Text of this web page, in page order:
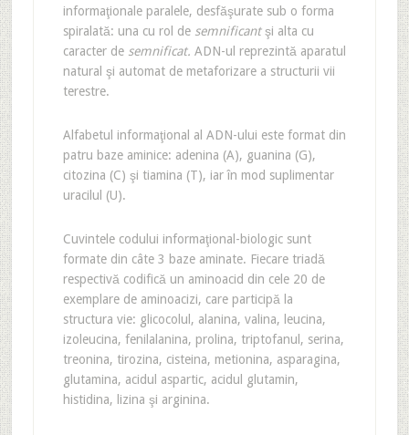
informaţionale paralele, desfăşurate sub o forma
spiralată: una cu rol de semnificantşi alta cu
caracter de semnificat. ADN-ul reprezintă aparatul
natural şi automat de metaforizare a structurii vii
terestre.
Alfabetul informaţional al ADN-ului este format din
patru baze aminice: adenina (A), guanina (G),
citozina (C) şi tiamina (T), iar în mod suplimentar
uracilul (U).
Cuvintele codului informaţional-biologic sunt
formate din câte 3 baze aminate. Fiecare triadă
respectivă codifică un aminoacid din cele 20 de
exemplare de aminoacizi, care participă la
structura vie: glicocolul, alanina, valina, leucina,
izoleucina, fenilalanina, prolina, triptofanul, serina,
treonina, tirozina, cisteina, metionina, asparagina,
glutamina, acidul aspartic, acidul glutamin,
histidina, lizina şi arginina.